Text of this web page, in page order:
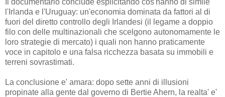
Il documentario conclude esplicitando cos'hanno di simile
l'Irlanda e l'Uruguay: un'economia dominata da fattori al di
fuori del diretto controllo degli Irlandesi (il legame a doppio
filo con delle multinazionali che scelgono autonomamente le
loro strategie di mercato) i quali non hanno praticamente
voce in capitolo e una falsa ricchezza basata su immobili e
terreni sovrastimati.
La conclusione e' amara: dopo sette anni di illusioni
propinate alla gente dal governo di Bertie Ahern, la realta' e'